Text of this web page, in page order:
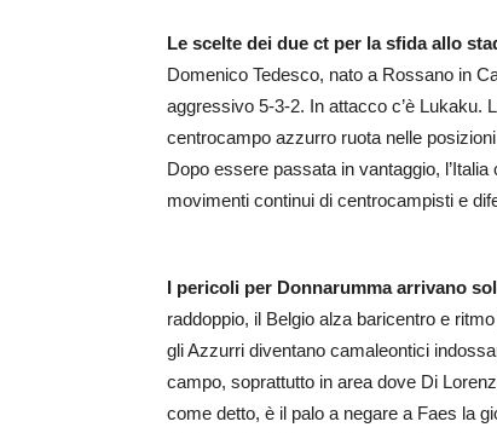
Le scelte dei due ct per la sfida allo
Domenico Tedesco, nato a Rossano in
aggressivo 5-3-2. In attacco c’è Lukaku.
centrocampo azzurro ruota nelle
Dopo essere passata in vantaggio,
movimenti continui di centrocampisti e
I pericoli per Donnarumma arrivano
raddoppio, il Belgio alza baricentro e
gli Azzurri diventano camaleontici
campo, soprattutto in area dove Di
come detto, è il palo a negare a Faes la